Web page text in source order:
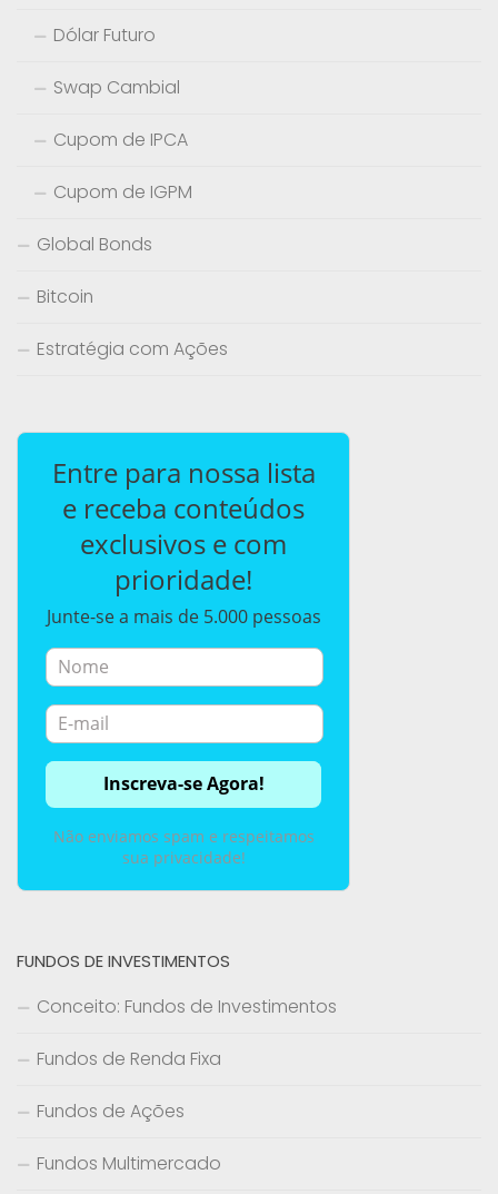
Dólar Futuro
Swap Cambial
Cupom de IPCA
Cupom de IGPM
Global Bonds
Bitcoin
Estratégia com Ações
Entre para nossa lista
e receba conteúdos
exclusivos e com
prioridade!
Junte-se a mais de 5.000 pessoas
Não enviamos spam e respeitamos
sua privacidade!
FUNDOS DE INVESTIMENTOS
Conceito: Fundos de Investimentos
Fundos de Renda Fixa
Fundos de Ações
Fundos Multimercado